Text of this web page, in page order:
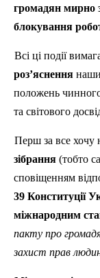
громадян мирно
блокування
Всі ці події
роз’яснення
положень
та світового
Перш за все хочу
зібрання (тобто
сповіщенням
39 Конституції
міжнародним
пакту про
захист прав